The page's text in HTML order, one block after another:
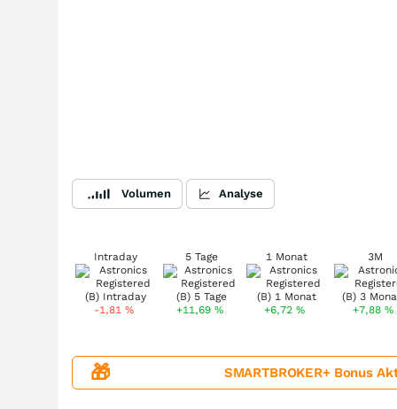
Volumen Analyse
Intraday
-1,81%
5 Tage
+11,69 %
1 Monat
+6,72%
3M
+7,88%
🎁 SMARTBROKER+ Bonus